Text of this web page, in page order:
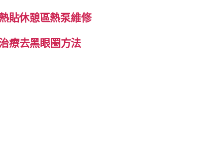
貼休憩區熱泵維修
療去黑眼圈方法